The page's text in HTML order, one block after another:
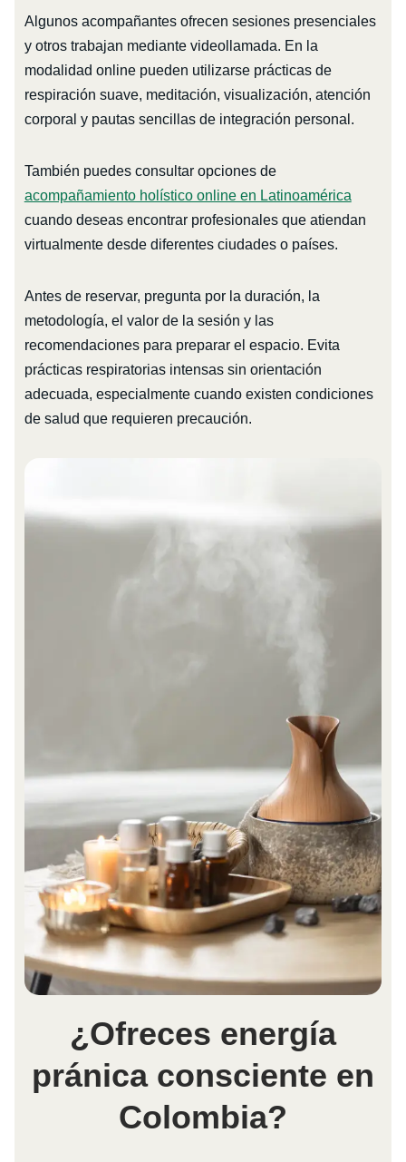
Algunos acompañantes ofrecen sesiones presenciales
y otros trabajan mediante videollamada. En la
modalidad online pueden utilizarse prácticas de
respiración suave, meditación, visualización, atención
corporal y pautas sencillas de integración personal.
También puedes consultar opciones de
acompañamiento holístico online en Latinoamérica
cuando deseas encontrar profesionales que atiendan
virtualmente desde diferentes ciudades o países.
Antes de reservar, pregunta por la duración, la
metodología, el valor de la sesión y las
recomendaciones para preparar el espacio. Evita
prácticas respiratorias intensas sin orientación
adecuada, especialmente cuando existen condiciones
de salud que requieren precaución.
¿Ofreces energía
pránica consciente en
Colombia?